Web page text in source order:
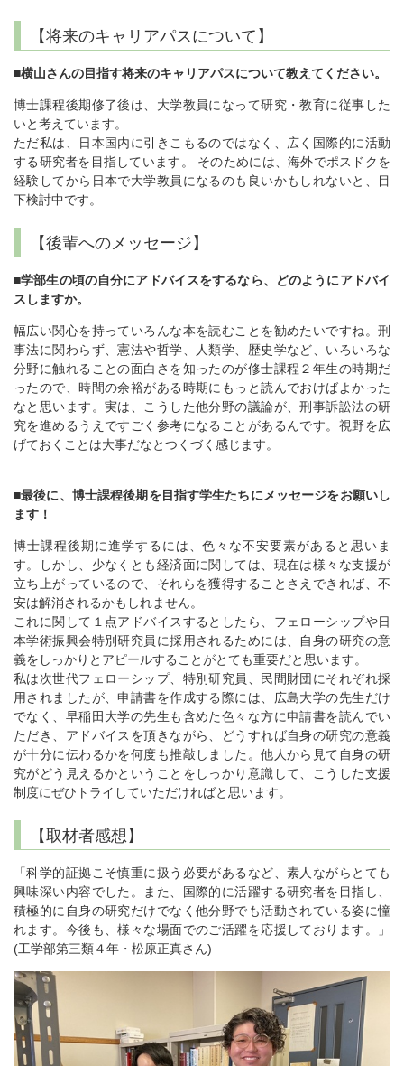
【将来のキャリアパスについて】
■横山さんの目指す将来のキャリアパスについて教えてください。
博士課程後期修了後は、大学教員になって研究・教育に従事した
いと考えています。
ただ私は、日本国内に引きこもるのではなく、広く国際的に活動
する研究者を目指しています。 そのためには、海外でポスドクを
経験してから日本で大学教員になるのも良いかもしれないと、目
下検討中です。
【後輩へのメッセージ】
■学部生の頃の自分にアドバイスをするなら、どのようにアドバイ
スしますか。
幅広い関心を持っていろんな本を読むことを勧めたいですね。刑
事法に関わらず、憲法や哲学、人類学、歴史学など、いろいろな
分野に触れることの面白さを知ったのが修士課程２年生の時期だ
ったので、時間の余裕がある時期にもっと読んでおけばよかった
なと思います。実は、こうした他分野の議論が、刑事訴訟法の研
究を進めるうえですごく参考になることがあるんです。視野を広
げておくことは大事だなとつくづく感じます。
■最後に、博士課程後期を目指す学生たちにメッセージをお願いし
ます！
博士課程後期に進学するには、色々な不安要素があると思いま
す。しかし、少なくとも経済面に関しては、現在は様々な支援が
立ち上がっているので、それらを獲得することさえできれば、不
安は解消されるかもしれません。
これに関して１点アドバイスするとしたら、フェローシップや日
本学術振興会特別研究員に採用されるためには、自身の研究の意
義をしっかりとアピールすることがとても重要だと思います。
私は次世代フェローシップ、特別研究員、民間財団にそれぞれ採
用されましたが、申請書を作成する際には、広島大学の先生だけ
でなく、早稲田大学の先生も含めた色々な方に申請書を読んでい
ただき、アドバイスを頂きながら、どうすれば自身の研究の意義
が十分に伝わるかを何度も推敲しました。他人から見て自身の研
究がどう見えるかということをしっかり意識して、こうした支援
制度にぜひトライしていただければと思います。
【取材者感想】
「科学的証拠こそ慎重に扱う必要があるなど、素人ながらとても
興味深い内容でした。また、国際的に活躍する研究者を目指し、
積極的に自身の研究だけでなく他分野でも活動されている姿に憧
れます。今後も、様々な場面でのご活躍を応援しております。」
(工学部第三類４年・松原正真さん)